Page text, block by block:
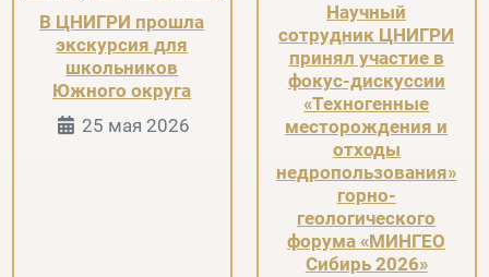
В ЦНИГРИ прошла
экскурсия для
школьников
Южного округа
Информация о Странице
25 мая 2026
Научный
сотрудник ЦНИГРИ
принял участие в
фокус-дискуссии
«Техногенные
месторождения и
отходы
недропользования»
горно-
геологического
форума «МИНГЕО
Сибирь 2026»